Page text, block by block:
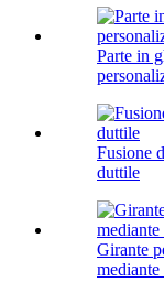
Parte in
Fusione
duttile
Girante
mediante